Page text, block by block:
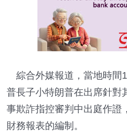
綜合外媒報道，當地時間
普長子小特朗普在出席針對
事欺詐指控審判中出庭作證
財務報表的編制。